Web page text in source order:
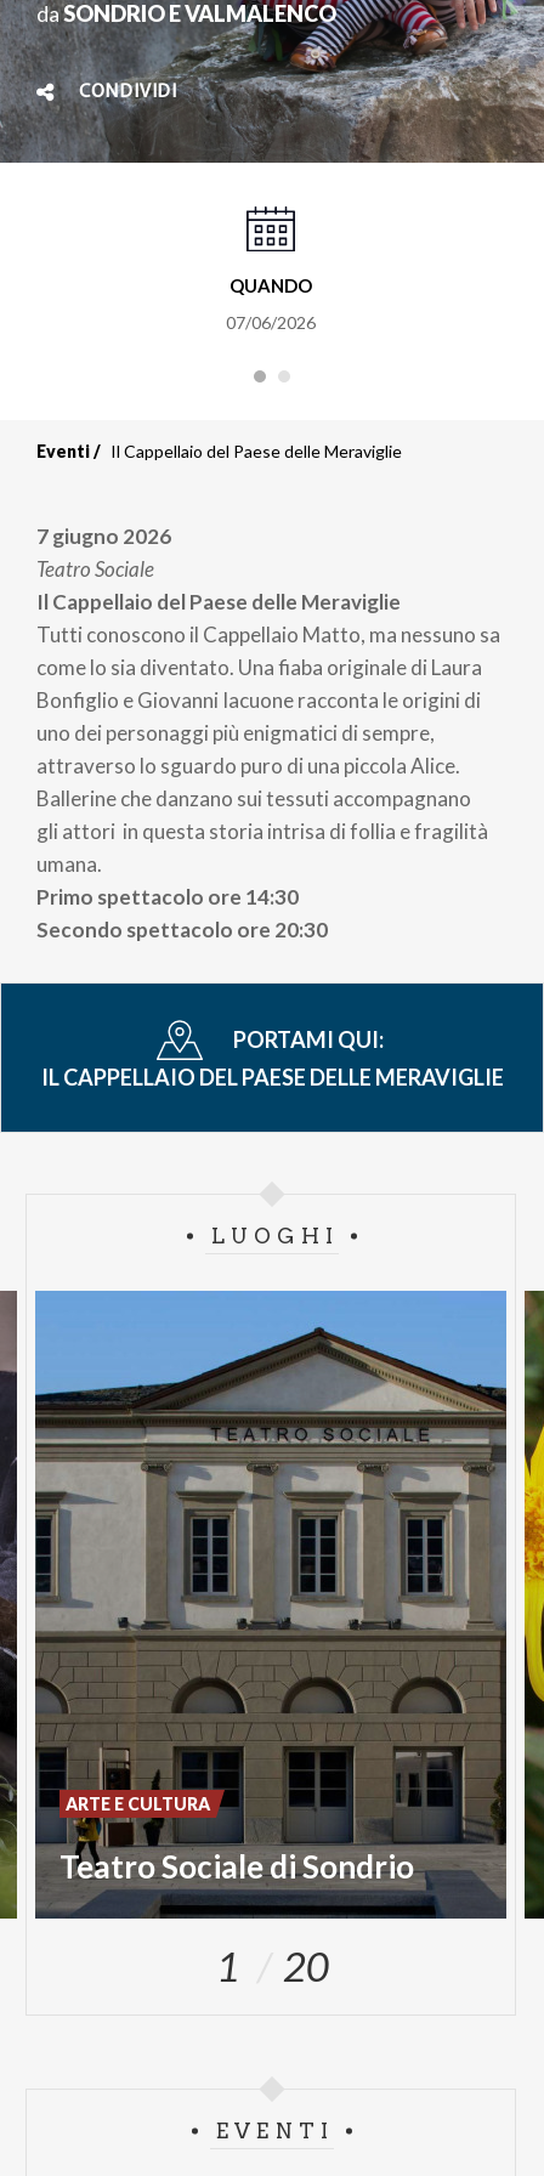
daSONDRIO E VALMALENCO
CONDIVIDI
QUANDO
07/06/2026
Eventi Il Cappellaio del Paese delle Meraviglie
7 giugno 2026
Teatro Sociale
Il Cappellaio del Paese delle Meraviglie
Tutti conoscono il Cappellaio Matto, ma nessuno sa
come lo sia diventato. Una fiaba originale di Laura
Bonfiglio e Giovanni Iacuone racconta le origini di
uno dei personaggi più enigmatici di sempre,
attraverso lo sguardo puro di una piccola Alice.
Ballerine che danzano sui tessuti accompagnano
gli attori in questa storia intrisa di follia e fragilità
umana.
Primo spettacolo ore 14:30
Secondo spettacolo ore 20:30
PORTAMI QUI:
IL CAPPELLAIO DEL PAESE DELLE MERAVIGLIE
LUOGHI
Teatro Sociale di Sondrio
ARTE E CULTURA
1 20
EVENTI